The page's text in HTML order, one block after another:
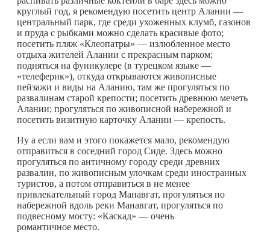
круглый год, я рекомендую посетить центр Алании —
центральный парк, где среди ухоженных клумб, газонов
и пруда с рыбками можно сделать красивые фото;
посетить пляж «Клеопатры» — излюбленное место
отдыха жителей Алании с прекрасным парком;
подняться на фуникулере (в турецком языке —
«телеферик»), откуда открываются живописные
пейзажи и виды на Аланию, там же прогуляться по
развалинам старой крепости; посетить древнюю мечеть
Алании; прогуляться по живописной набережной и
посетить визитную карточку Алании — крепость.
Ну а если вам и этого покажется мало, рекомендую
отправиться в соседний город Сиде. Здесь можно
прогуляться по античному городу среди древних
развалин, по живописным улочкам среди иностранных
туристов, а потом отправиться в не менее
привлекательный город Манавгат, прогуляться по
набережной вдоль реки Манавгат, прогуляться по
подвесному мосту: «Каскад» — очень
романтичное место.